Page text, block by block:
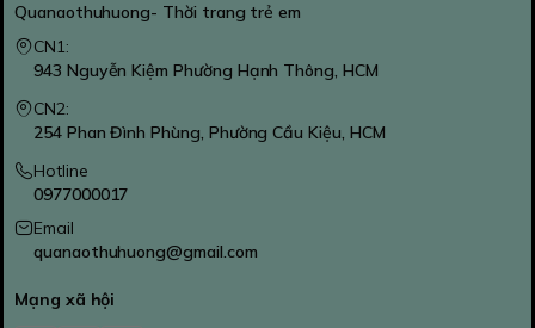
Quanaothuhuong- Thời trang trẻ em
CN1:
943 Nguyễn Kiệm Phường Hạnh Thông, HCM
CN2:
254 Phan Đình Phùng, Phường Cầu Kiệu, HCM
Hotline
0977000017
Email
quanaothuhuong@gmail.com
Mạng xã hội